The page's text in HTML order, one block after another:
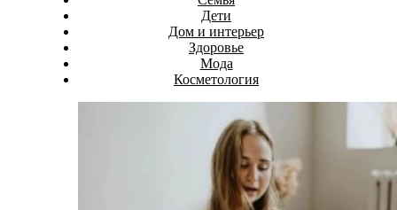
Дети
Дом и интерьер
Здоровье
Мода
Косметология